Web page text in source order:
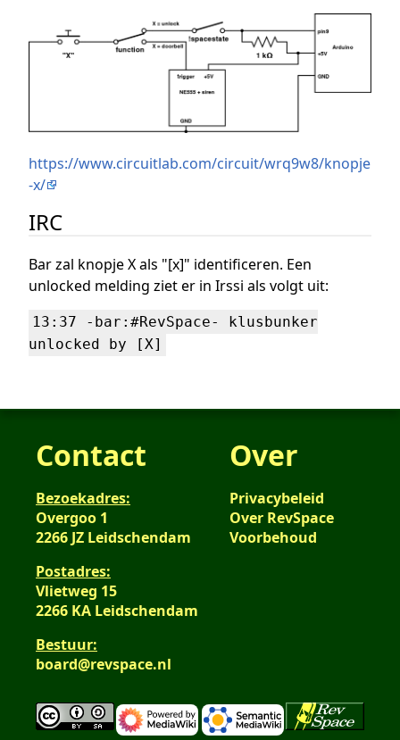
https://www.circuitlab.com/circuit/wrq9w8/knopje
-x/
IRC
Bar zal knopje X als "[x]" identificeren. Een
unlocked melding ziet er in Irssi als volgt uit:
13:37 -bar:#RevSpace- klusbunker
unlocked by [X]
Contact
Bezoekadres:
Overgoo 1
2266 JZ Leidschendam
Postadres:
Vlietweg 15
2266 KA Leidschendam
Bestuur:
board@revspace.nl
Over
Privacybeleid
Over RevSpace
Voorbehoud